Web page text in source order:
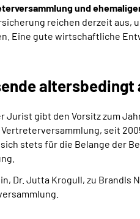
und
reichen derzeit
Eine gute wirtschaftliche
altersbedingt
Jurist gibt den Vorsitz zum
seit
stets für die Belange der
Dr. Jutta Krogull, zu